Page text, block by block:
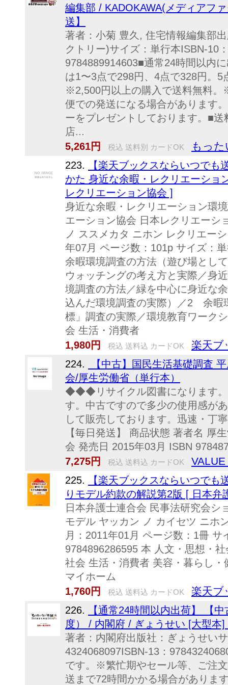
編集部 / KADOKAWA(メディアフ
送】
著者：小菊 豊久, 住宅情報編集部
クトリー)サイズ：単行本ISBN-10
9784889914603■通常24時間以内
は1〜3点で298円、4点で328円。
※2,500円以上の購入で送料無料
便での発送になる場合があります
ーをプレゼントしております。■
店...
5,261円
税込 送料別 カードOK もっ
223.
【楽天ブックスならいつで
かた 身近な余暇・レクリエーショ
レクリエーション協会 ]
身近な余暇・レクリエーション環
エーション協会 日本レクリエーシ
ノ ススメカタ ニホン レクリエー
年07月 ページ数：101p サイズ：
余暇環境調査の方法（遊び場とし
ウォッチングの考え方と実際／身
境調査の方法／緑を中心に身近な
込んだ環境調査の実際）／2 余暇
標」調査の実際／環境教育ワーク
会 生活・消費者
1,980円
税込 送料込 カードOK 楽天ブ
224.
【中古】国民生活基礎調査
会/厚生労働省（単行本）
◆◆◆リサイクル図書になります。
す。中古ですので多少の使用感が
して販売しております。迅速・丁
【毎日発送】 商品状態 著者名 厚
会 発売日 2015年03月 ISBN
7,275円
税込 送料込 カードOK
225.
【楽天ブックスならいつで
りモデル約款の解説第2版 [ 日本弁
日本弁護士連合会 民事法研究会シ
モデル ヤッカン ノ カイセツ ニホ
月：2011年01月 ページ数：1冊 サ
9784896286595 本 人文・思想・
社会 生活・消費者 美容・暮らし
マイホーム
1,760円
税込 送料込 カードOK 楽天ブ
226.
【通常24時間以内出荷】 【
度） / 内閣府 / ぎょうせい [大型本
著者：内閣府出版社：ぎょうせい
4324068097ISBN-13：
です。※繁忙期やセール等、ご注
送まで72時間かかる場合がありま